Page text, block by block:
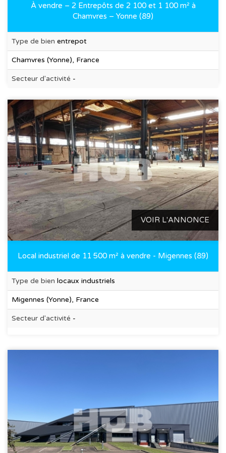
À vendre – 2 Entrepôts de 2 100 et 1 100 m² à
Chamvres – Yonne (89)
Type de bien entrepot
Chamvres (Yonne), France
Secteur d'activité -
VOIR L'ANNONCE
Local industriel de 11 500 m² à vendre - Migennes (89)
Type de bien locaux industriels
Migennes (Yonne), France
Secteur d'activité -